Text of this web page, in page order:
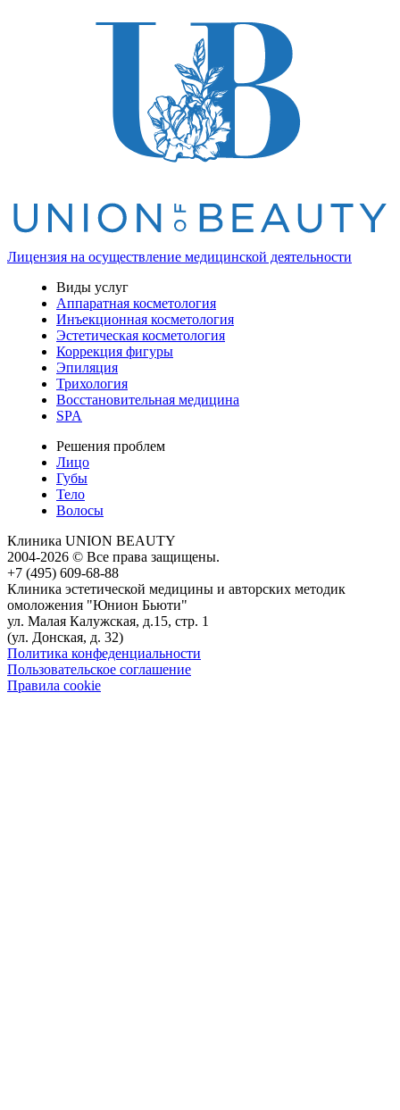
Лицензия на осуществление медицинской деятельности
Виды услуг
Аппаратная косметология
Инъекционная косметология
Эстетическая косметология
Коррекция фигуры
Эпиляция
Трихология
Восстановительная медицина
SPA
Решения проблем
Лицо
Губы
Тело
Волосы
Клиника UNION BEAUTY
2004-2026 © Все права защищены.
+7 (495) 609-68-88
Клиника эстетической медицины и авторских методик
омоложения "Юнион Бьюти"
ул. Малая Калужская, д.15, стр. 1
(ул. Донская, д. 32)
Политика конфеденциальности
Пользовательское соглашение
Правила cookie